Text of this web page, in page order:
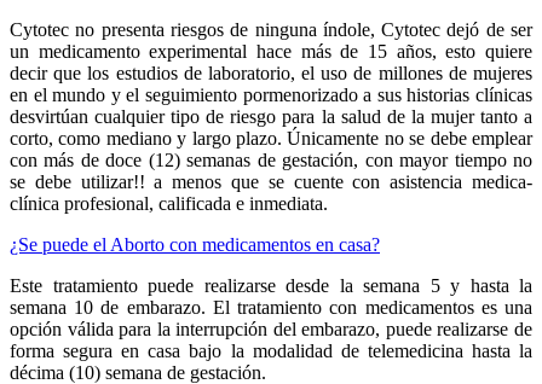
Cytotec no presenta riesgos de ninguna índole, Cytotec dejó de ser
un medicamento experimental hace más de 15 años, esto quiere
decir que los estudios de laboratorio, el uso de millones de mujeres
en el mundo y el seguimiento pormenorizado a sus historias clínicas
desvirtúan cualquier tipo de riesgo para la salud de la mujer tanto a
corto, como mediano y largo plazo. Únicamente no se debe emplear
con más de doce (12) semanas de gestación, con mayor tiempo no
se debe utilizar!! a menos que se cuente con asistencia medica-
clínica profesional, calificada e inmediata.
¿Se puede el Aborto con medicamentos en casa?
Este tratamiento puede realizarse desde la semana 5 y hasta la
semana 10 de embarazo. El tratamiento con medicamentos es una
opción válida para la interrupción del embarazo, puede realizarse de
forma segura en casa bajo la modalidad de telemedicina hasta la
décima (10) semana de gestación.